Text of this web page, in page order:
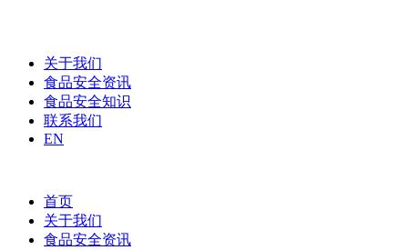
关于我们
食品安全资讯
食品安全知识
联系我们
EN
首页
关于我们
食品安全资讯